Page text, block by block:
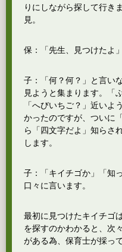
りにしながら探して行き
見。
保：「先生、見つけたよ」
子：「何？何？」と言い
見ようと集まります。「
「へびいちご？」近いよ
かったのですが、ついに
ら「四文字だよ」知らさ
します。
子：「キイチゴか」「知
口々に言います。
最初に見つけたキイチゴ
を探すのかわかると、次
がある為、保育士が採っ